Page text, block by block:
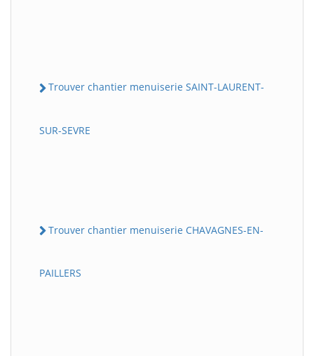
Trouver chantier menuiserie SAINT-LAURENT-
SUR-SEVRE
Trouver chantier menuiserie CHAVAGNES-EN-
PAILLERS